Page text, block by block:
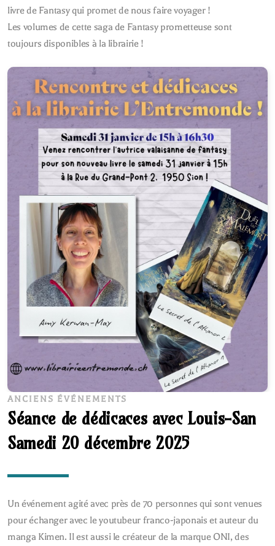
livre de Fantasy qui promet de nous faire voyager !
Les volumes de cette saga de Fantasy prometteuse sont
toujours disponibles à la librairie !
ANCIENS ÉVÉNEMENTS
Séance de dédicaces avec Louis-San
Samedi 20 décembre 2025
Un événement agité avec près de 70 personnes qui sont venues
pour échanger avec le youtubeur franco-japonais et auteur du
manga Kimen. Il est aussi le créateur de la marque ONI, des